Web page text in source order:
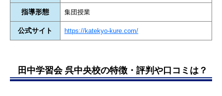
指導形態 集団授業
公式サイト https://katekyo-kure.com/
田中学習会 呉中央校の特徴・評判や口コミは？